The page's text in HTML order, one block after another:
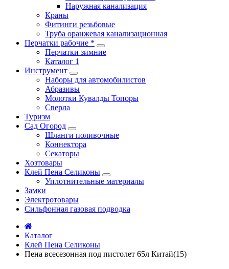
Наружная канализация
Краны
Фитинги резьбовые
Труба оранжевая канализационная
Перчатки рабочие *
Перчатки зимние
Каталог 1
Инструмент
Наборы для автомобилистов
Абразивы
Молотки Кувалды Топоры
Сверла
Туризм
Сад Огород
Шланги поливочные
Коннектора
Секаторы
Хозтовары
Клей Пена Селиконы
Уплотнительные материалы
Замки
Электротовары
Сильфонная газовая подводка
Каталог
Клей Пена Селиконы
Пена всесезонная под пистолет 65л Китай(15)